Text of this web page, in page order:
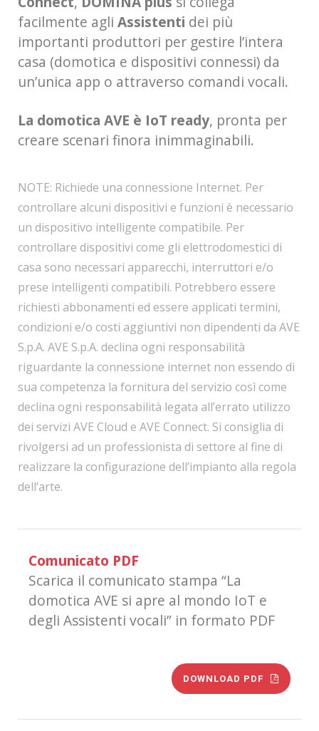
facilmente agli Assistenti dei più
importanti produttori per gestire l’intera
casa (domotica e dispositivi connessi) da
un’unica app o attraverso comandi vocali.
La domotica AVE è IoT ready, pronta per
creare scenari finora inimmaginabili.
NOTE: Richiede una connessione Internet. Per
controllare alcuni dispositivi e funzioni è necessario
un dispositivo intelligente compatibile. Per
controllare dispositivi come gli elettrodomestici di
casa sono necessari apparecchi, interruttori e/o
prese intelligenti compatibili. Potrebbero essere
richiesti abbonamenti ed essere applicati termini,
condizioni e/o costi aggiuntivi non dipendenti da AVE
S.p.A. AVE S.p.A. declina ogni responsabilità
riguardante la connessione internet non essendo di
sua competenza la fornitura del servizio così come
declina ogni responsabilità legata all’errato utilizzo
dei servizi AVE Cloud e AVE Connect. Si consiglia di
rivolgersi ad un professionista di settore al fine di
realizzare la configurazione dell’impianto alla regola
dell’arte.
Comunicato PDF
Scarica il comunicato stampa “La
domotica AVE si apre al mondo IoT e
degli Assistenti vocali” in formato PDF
DOWNLOAD PDF